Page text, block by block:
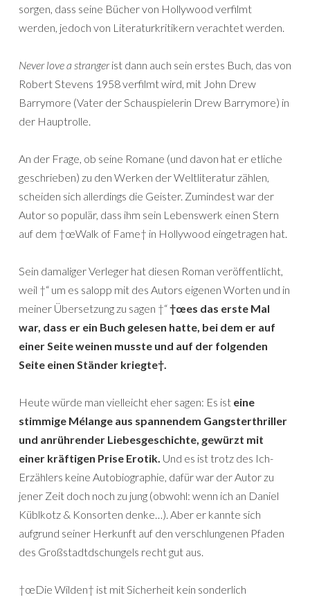
sorgen, dass seine Bücher von Hollywood verfilmt
werden, jedoch von Literaturkritikern verachtet werden.
Never love a strangerist dann auch sein erstes Buch, das von
Robert Stevens 1958 verfilmt wird, mit John Drew
Barrymore (Vater der Schauspielerin Drew Barrymore) in
der Hauptrolle.
An der Frage, ob seine Romane (und davon hat er etliche
geschrieben) zu den Werken der Weltliteratur zählen,
scheiden sich allerdings die Geister. Zumindest war der
Autor so populär, dass ihm sein Lebenswerk einen Stern
auf dem †œWalk of Fame† in Hollywood eingetragen hat.
Sein damaliger Verleger hat diesen Roman veröffentlicht,
weil †“ um es salopp mit des Autors eigenen Worten und in
meiner Übersetzung zu sagen †“†œes das erste Mal
war, dass er ein Buch gelesen hatte, bei dem er auf
einer Seite weinen musste und auf der folgenden
Seite einen Ständer kriegte†.
Heute würde man vielleicht eher sagen: Es ist eine
stimmige Mélange aus spannendem Gangsterthriller
und anrührender Liebesgeschichte, gewürzt mit
einer kräftigen Prise Erotik. Und es ist trotz des Ich-
Erzählers keine Autobiographie, dafür war der Autor zu
jener Zeit doch noch zu jung (obwohl: wenn ich an Daniel
Küblkotz & Konsorten denke…). Aber er kannte sich
aufgrund seiner Herkunft auf den verschlungenen Pfaden
des Großstadtdschungels recht gut aus.
†œDie Wilden† ist mit Sicherheit kein sonderlich